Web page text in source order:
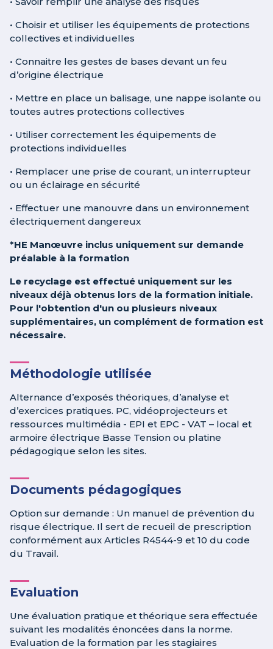
• Choisir et utiliser les équipements de protections
collectives et individuelles
• Connaitre les gestes de bases devant un feu
d’origine électrique
• Mettre en place un balisage, une nappe isolante ou
toutes autres protections collectives
• Utiliser correctement les équipements de
protections individuelles
• Remplacer une prise de courant, un interrupteur
ou un éclairage en sécurité
• Effectuer une manouvre dans un environnement
électriquement dangereux
*HE Manœuvre inclus uniquement sur demande
préalable à la formation
Le recyclage est effectué uniquement sur les
niveaux déjà obtenus lors de la formation initiale.
Pour l'obtention d'un ou plusieurs niveaux
supplémentaires, un complément de formation est
nécessaire.
Méthodologie utilisée
Alternance d’exposés théoriques, d’analyse et
d’exercices pratiques. PC, vidéoprojecteurs et
ressources multimédia - EPI et EPC - VAT – local et
armoire électrique Basse Tension ou platine
pédagogique selon les sites.
Documents pédagogiques
Option sur demande : Un manuel de prévention du
risque électrique. Il sert de recueil de prescription
conformément aux Articles R4544-9 et 10 du code
du Travail.
Evaluation
Une évaluation pratique et théorique sera effectuée
suivant les modalités énoncées dans la norme.
Evaluation de la formation par les stagiaires